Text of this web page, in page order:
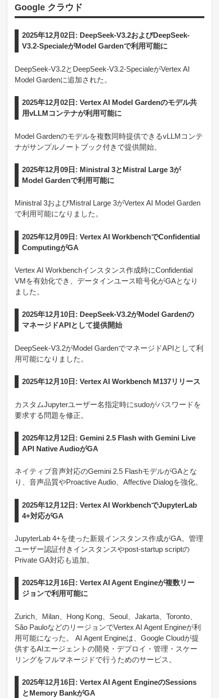
Google クラウド
2025年12月02日: DeepSeek-V3.2およびDeepSeek-
V3.2-SpecialeがModel Gardenで利用可能に
DeepSeek-V3.2とDeepSeek-V3.2-SpecialeがVertex AI
Model Gardenに追加された。
2025年12月02日: Vertex AI Model Gardenのモデル共
用vLLMコンテナが利用可能に
Model Gardenのモデルを複数同時提供できるvLLMコンテ
ナがサンプルノートブック付きで提供開始。
2025年12月09日: Ministral 3とMistral Large 3が
Model Gardenで利用可能に
Ministral 3およびMistral Large 3がVertex AI Model Garden
で利用可能になりました。
2025年12月09日: Vertex AI WorkbenchでConfidential
ComputingがGA
Vertex AI Workbenchインスタンス作成時にConfidential
VMを有効化でき、データインユース暗号化がGAとなり
ました。
2025年12月10日: DeepSeek-V3.2がModel Gardenの
マネージドAPIとして提供開始
DeepSeek-V3.2がModel GardenでマネージドAPIとして利
用可能になりました。
2025年12月10日: Vertex AI Workbench M137リリース
カスタムJupyterユーザー名指定時にsudoがパスワードを
要求する問題を修正。
2025年12月12日: Gemini 2.5 Flash with Gemini Live
API Native AudioがGA
ネイティブ音声対応のGemini 2.5 FlashモデルがGAとな
り、音声品質やProactive Audio、Affective Dialogを強化。
2025年12月12日: Vertex AI WorkbenchでJupyterLab
4+対応がGA
JupyterLab 4+を使った新規インスタンス作成がGA。管理
ユーザー認証付きインスタンスやpost-startup scriptの
Private GA対応も追加。
2025年12月16日: Vertex AI Agent Engineが複数リー
ジョンで利用可能に
Zurich、Milan、Hong Kong、Seoul、Jakarta、Toronto、
São PauloなどのリージョンでVertex AI Agent Engineが利
用可能になった。 AI Agent Engineは、Google Cloudが提
供するAIエージェントの開発・デプロイ・管理・スケー
リングをフルマネージドで行うためのサービス。
2025年12月16日: Vertex AI Agent EngineのSessions
とMemory BankがGA